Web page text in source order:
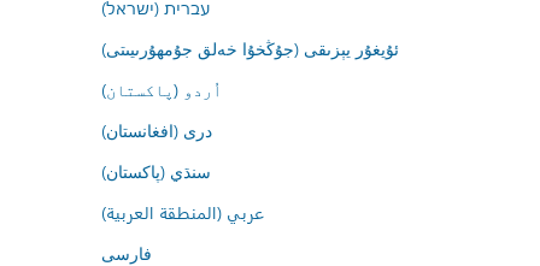
עברית (ישראל)
ئۇيغۇر يېزىقى (جۇڭخۇا خەلق جۇمھۇرىيىتى)
اُردو (پاکستان)
درى (افغانستان)
سنڌي (پاکستان)
عربي (المنطقة العربية)
فارسى